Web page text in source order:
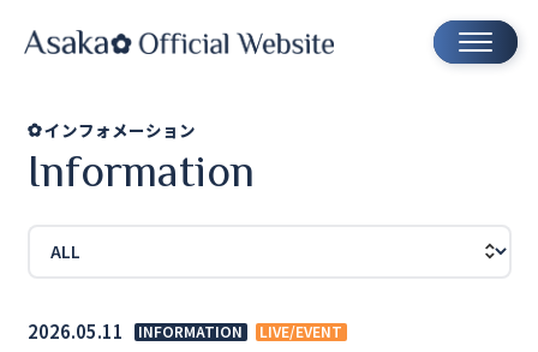
インフォメーション
Information
2026.05.11 INFORMATION LIVE/EVENT